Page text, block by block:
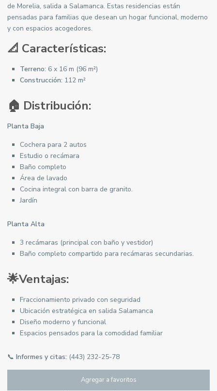
de Morelia, salida a Salamanca. Estas residencias están
pensadas para familias que desean un hogar funcional, moderno
y con espacios acogedores.
📐 Características:
Terreno: 6 x 16 m (96 m²)
Construcción: 112 m²
🏠 Distribución:
Planta Baja
Cochera para 2 autos
Estudio o recámara
Baño completo
Área de lavado
Cocina integral con barra de granito.
Jardín
Planta Alta
3 recámaras (principal con baño y vestidor)
Baño completo compartido para recámaras secundarias.
🌟Ventajas:
Fraccionamiento privado con seguridad
Ubicación estratégica en salida Salamanca
Diseño moderno y funcional
Espacios pensados ​​para la comodidad familiar
📞 Informes y citas: (443) 232-25-78
Agregar a favoritos